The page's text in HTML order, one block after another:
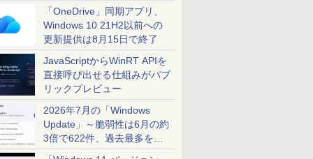
「OneDrive」同期アプリ、
Windows 10 21H2以前への
更新提供は8月15日で終了
JavaScriptからWinRT APIを
直接呼び出せる仕組みがパブ
リックプレビュー
2026年7月の「Windows
Update」～脆弱性は6月の約
3倍で622件、過去最多を大
幅に更新